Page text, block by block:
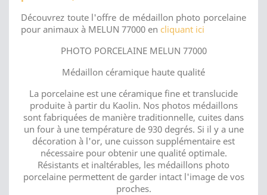
Découvrez toute l'offre de médaillon photo porcelaine
pour animaux à MELUN 77000 en cliquant ici
PHOTO PORCELAINE MELUN 77000
Médaillon céramique haute qualité
La porcelaine est une céramique fine et translucide
produite à partir du Kaolin. Nos photos médaillons
sont fabriquées de manière traditionnelle, cuites dans
un four à une température de 930 degrés. Si il y a une
décoration à l'or, une cuisson supplémentaire est
nécessaire pour obtenir une qualité optimale.
Résistants et inaltérables, les médaillons photo
porcelaine permettent de garder intact l'image de vos
proches.